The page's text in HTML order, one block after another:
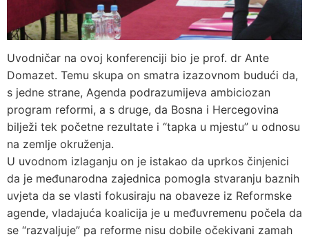
Uvodničar na ovoj konferenciji bio je prof. dr Ante
Domazet. Temu skupa on smatra izazovnom budući da,
s jedne strane, Agenda podrazumijeva ambiciozan
program reformi, a s druge, da Bosna i Hercegovina
bilježi tek početne rezultate i “tapka u mjestu” u odnosu
na zemlje okruženja.
U uvodnom izlaganju on je istakao da uprkos činjenici
da je međunarodna zajednica pomogla stvaranju baznih
uvjeta da se vlasti fokusiraju na obaveze iz Reformske
agende, vladajuća koalicija je u međuvremenu počela da
se “razvaljuje” pa reforme nisu dobile očekivani zamah